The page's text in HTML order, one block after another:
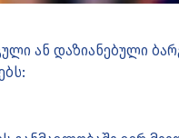
ან დაზიანებული